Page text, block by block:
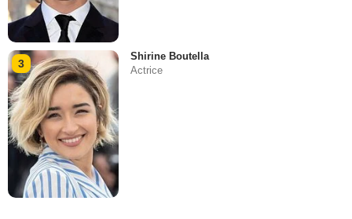
3
Shirine Boutella
Actrice